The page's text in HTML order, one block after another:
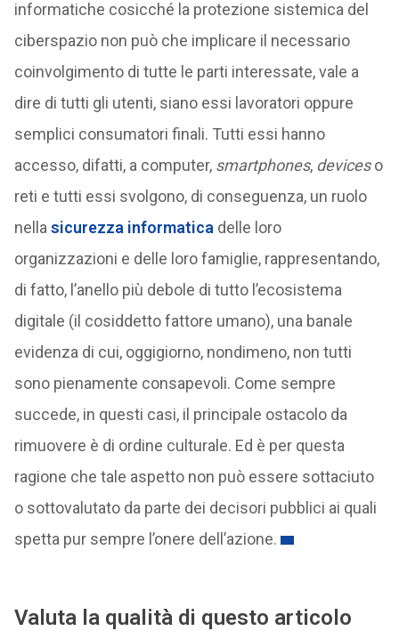
informatiche cosicché la protezione sistemica del
ciberspazio non può che implicare il necessario
coinvolgimento di tutte le parti interessate, vale a
dire di tutti gli utenti, siano essi lavoratori oppure
semplici consumatori finali. Tutti essi hanno
accesso, difatti, a computer, smartphones, deviceso
reti e tutti essi svolgono, di conseguenza, un ruolo
nella sicurezza informatica delle loro
organizzazioni e delle loro famiglie, rappresentando,
di fatto, l’anello più debole di tutto l’ecosistema
digitale (il cosiddetto fattore umano), una banale
evidenza di cui, oggigiorno, nondimeno, non tutti
sono pienamente consapevoli. Come sempre
succede, in questi casi, il principale ostacolo da
rimuovere è di ordine culturale. Ed è per questa
ragione che tale aspetto non può essere sottaciuto
o sottovalutato da parte dei decisori pubblici ai quali
spetta pur sempre l’onere dell’azione.
Valuta la qualità di questo articolo